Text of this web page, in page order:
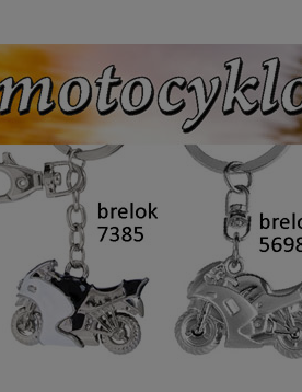
Puchar metalowy złoty 2100E
165,00 zł Dostępność: